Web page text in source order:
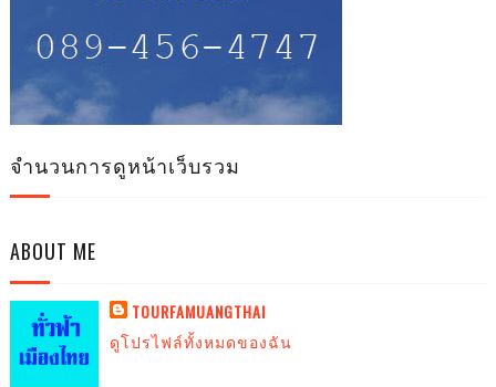
จำนวนการดูหน้าเว็บรวม
ABOUT ME
TOURFAMUANGTHAI
ดูโปรไฟล์ทั้งหมดของฉัน